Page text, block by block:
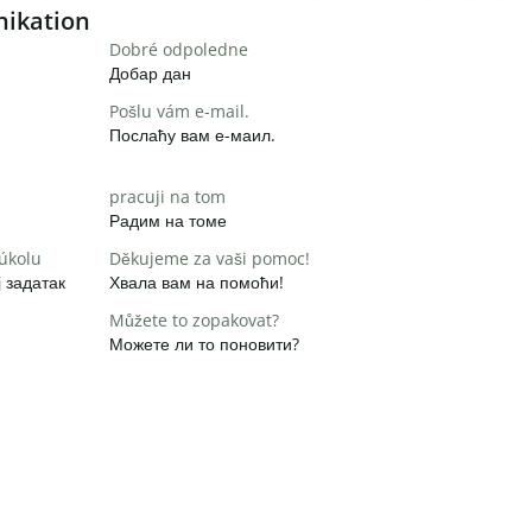
Dobré odpoledne
Добар дан
Pošlu vám e-mail.
Послаћу вам е-маил.
pracuji na tom
Радим на томе
Děkujeme za vaši pomoc!
Хвала вам на помоћи!
Můžete to zopakovat?
Можете ли то поновити?